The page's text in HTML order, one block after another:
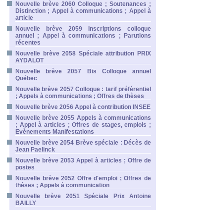
Nouvelle brève 2060 Colloque ; Soutenances ;
Distinction ; Appel à communications ; Appel à
article
Nouvelle brève 2059 Inscriptions colloque
annuel ; Appel à communications ; Parutions
récentes
Nouvelle brève 2058 Spéciale attribution PRIX
AYDALOT
Nouvelle brève 2057 Bis Colloque annuel
Québec
Nouvelle brève 2057 Colloque : tarif préférentiel
; Appels à communications ; Offres de thèses
Nouvelle brève 2056 Appel à contribution INSEE
Nouvelle brève 2055 Appels à communications
; Appel à articles ; Offres de stages, emplois ;
Evènements Manifestations
Nouvelle brève 2054 Brève spéciale : Décès de
Jean Paelinck
Nouvelle brève 2053 Appel à articles ; Offre de
postes
Nouvelle brève 2052 Offre d'emploi ; Offres de
thèses ; Appels à communication
Nouvelle brève 2051 Spéciale Prix Antoine
BAILLY